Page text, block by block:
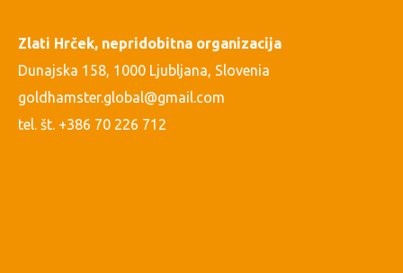
Zlati Hrček, nepridobitna organizacija
Dunajska 158, 1000 Ljubljana, Slovenia
goldhamster.global@gmail.com
tel. št. +386 70 226 712